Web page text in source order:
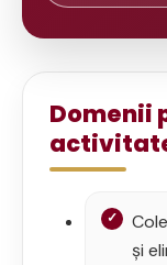
Domenii
și